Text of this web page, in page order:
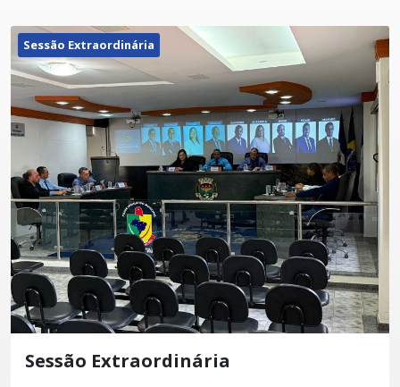
Sessão Extraordinária
Sessão Extraordinária